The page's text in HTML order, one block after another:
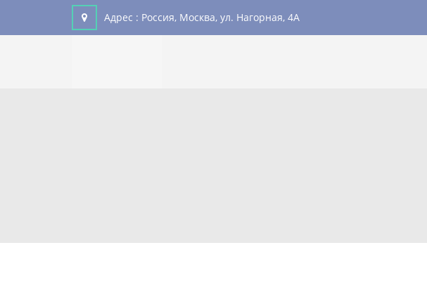
Адрес : Россия, Москва, ул. Нагорная, 4А